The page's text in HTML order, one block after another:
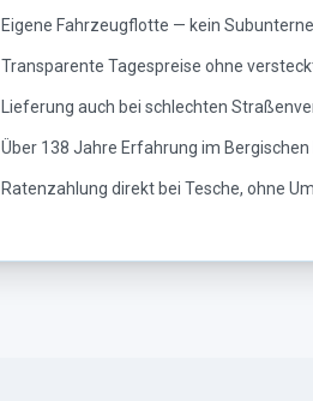
Eigene Fahrzeugflotte — kein
Transparente Tagespreise ohne
Lieferung auch bei schlechten
Über 138 Jahre Erfahrung im Bergischen
Ratenzahlung direkt bei Tesche, ohne